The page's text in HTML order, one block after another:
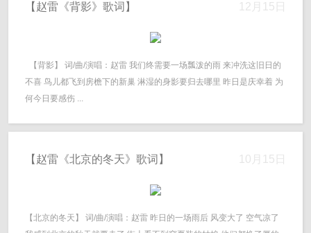
【赵雷《背影》歌词】 12月15日
【背影】 词/曲/演唱：赵雷 我们终需要一场瓢泼的雨 来冲洗这旧日的
不喜 鸟儿都飞到房檐下的新巢 淋湿的身影要归去哪里 昨日是庆幸着 为
何今日要感伤 ...
【赵雷《北京的冬天》歌词】 10月15日
【北京的冬天】 词/曲/演唱：赵雷 昨日的一场雨后 风变大了 空气凉了 